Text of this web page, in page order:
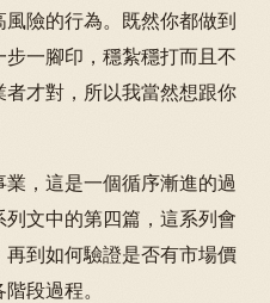
險的行為。既然你都做到
一腳印，穩紮穩打而且不
才對，所以我當然想跟你
，這是一個循序漸進的過
文中的第四篇，這系列會
到如何驗證是否有市場價
段過程。